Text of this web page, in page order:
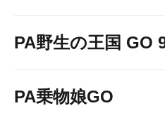
PA野生の王国 GO
PA乗物娘GO